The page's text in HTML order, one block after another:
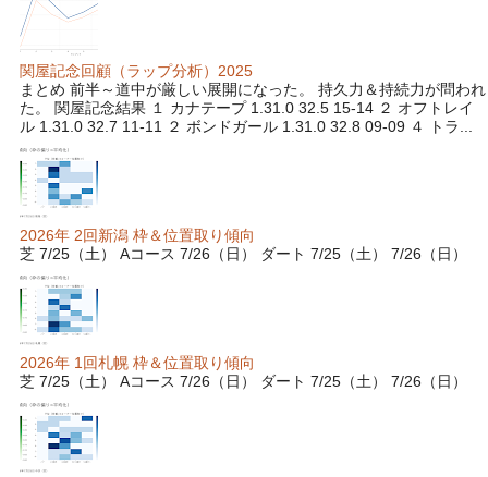
関屋記念回顧（ラップ分析）2025
まとめ 前半～道中が厳しい展開になった。 持久力＆持続力が問われ
た。 関屋記念結果 １ カナテープ 1.31.0 32.5 15-14 ２ オフトレイ
ル 1.31.0 32.7 11-11 ２ ボンドガール 1.31.0 32.8 09-09 ４ トラ...
2026年 2回新潟 枠＆位置取り傾向
芝 7/25（土） Aコース 7/26（日） ダート 7/25（土） 7/26（日）
2026年 1回札幌 枠＆位置取り傾向
芝 7/25（土） Aコース 7/26（日） ダート 7/25（土） 7/26（日）